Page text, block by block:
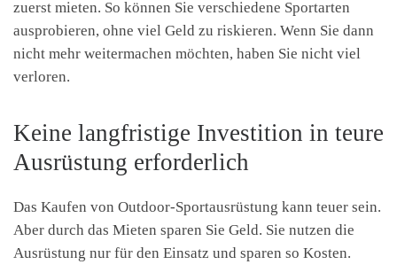
zuerst mieten. So können Sie verschiedene Sportarten
ausprobieren, ohne viel Geld zu riskieren. Wenn Sie dann
nicht mehr weitermachen möchten, haben Sie nicht viel
verloren.
Keine langfristige Investition in teure
Ausrüstung erforderlich
Das Kaufen von Outdoor-Sportausrüstung kann teuer sein.
Aber durch das Mieten sparen Sie Geld. Sie nutzen die
Ausrüstung nur für den Einsatz und sparen so Kosten.